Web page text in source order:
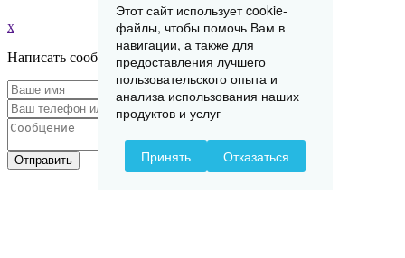
x
Написать сообщение
Отправить
Этот сайт использует cookie-
файлы, чтобы помочь Вам в
навигации, а также для
предоставления лучшего
пользовательского опыта и
анализа использования наших
продуктов и услуг
Принять Отказаться